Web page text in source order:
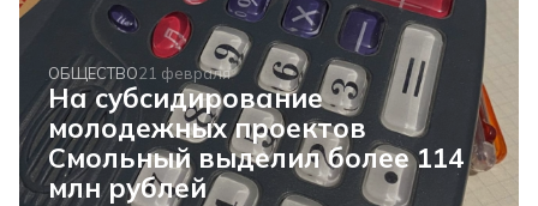
ОБЩЕСТВО21 февраля
На субсидирование
молодежных проектов
Смольный выделил более 114
млн рублей